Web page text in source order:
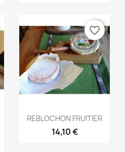
Aperçu rapide
REBLOCHON FRUITIER
14,10 €
favorite_border